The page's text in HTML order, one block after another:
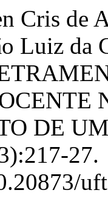
Cris de
Luiz da
DE
27.